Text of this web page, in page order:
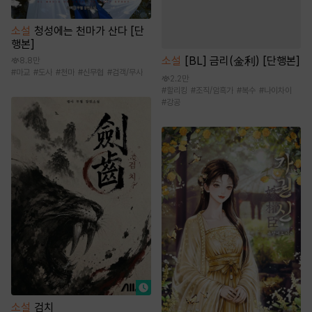
소설 청성에는 천마가 산다 [단
행본]
8.8만
#마교 #도사 #천마 #신무협 #검객/무사
소설 검치
소설 [BL] 금리(金利) [단행본]
2.2만
#할리킹 #조직/암흑가 #복수 #나이차이
#강공